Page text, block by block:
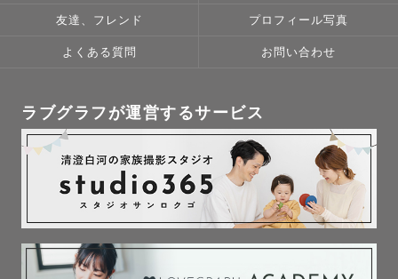
ー貸出できるものー
・かごバッグ
・子ども用アンティーク椅子
・クマさんとうさぎさんのぬいぐるみ
・切り株クッション
・レジャーシートや布
－－－－－－－－－－－－－－－－－－－－
＼＼ 活動地域 ／／
友達、フレンド プロフィール写真
よくある質問 お問い合わせ
ラブグラフが運営するサービス